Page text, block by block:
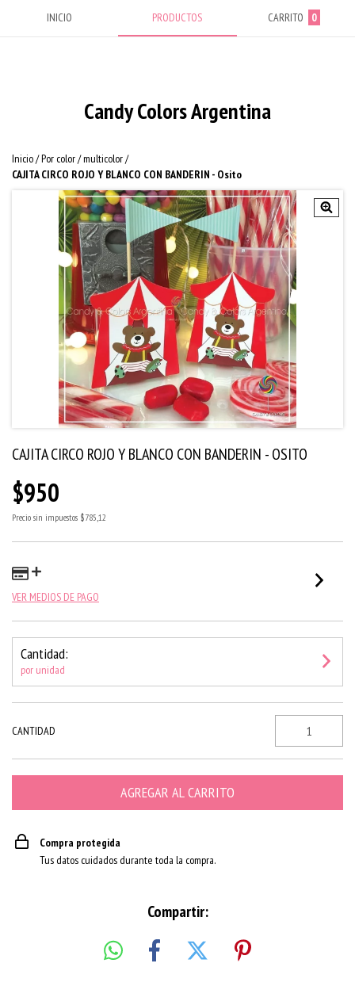
INICIO PRODUCTOS CARRITO 0
Candy Colors Argentina
Inicio/Por color/multicolor/
CAJITA CIRCO ROJO Y BLANCO CON BANDERIN - Osito
CAJITA CIRCO ROJO Y BLANCO CON BANDERIN - OSITO
$950
Precio sin impuestos $785,12
VER MEDIOS DE PAGO
Cantidad:
por unidad
CANTIDAD
Compra protegida
Tus datos cuidados durante toda la compra.
Compartir: